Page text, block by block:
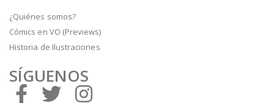
¿Quiénes somos?
Cómics en VO (Previews)
Historia de Ilustraciones
SÍGUENOS